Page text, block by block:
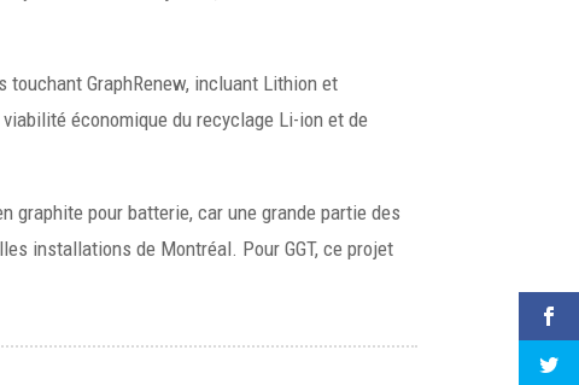
GraphRenew, incluant Lithion et
économique du recyclage Li-ion et de
graphite pour batterie, car une grande partie des
installations de Montréal. Pour GGT, ce projet